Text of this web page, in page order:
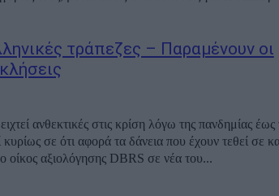
τράπεζες – Παραμένουν οι
ανθεκτικές στις κρίση λόγω της πανδημίας
κυρίως σε ότι αφορά τα δάνεια που έχουν τεθεί σε
αξιολόγησης DBRS σε νέα του...